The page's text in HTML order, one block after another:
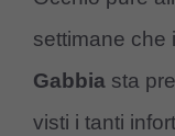
settimane che
Gabbia sta
visti i tanti